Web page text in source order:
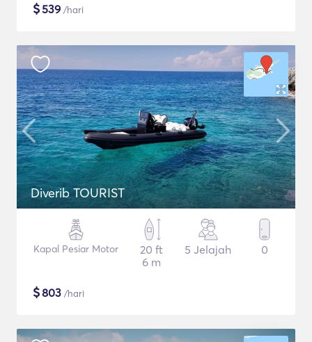
$539 /hari
Diverib TOURIST
Kapal Pesiar Motor
20 ft
6 m
5 Jelajah 0
$803 /hari